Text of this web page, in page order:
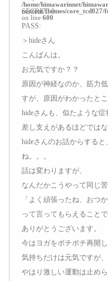
/home/himawarinnet/
content/themes/core_tcd027/
on line 600
SECRET: 0
PASS:
＞hideさん
こんばんは。
お元気ですか？？
原因が神経なのか、筋力
すが、原因がわかったと
hideさんも、似たような
差し支えがあるほどでは
hideさんのお話からする
ね。。。
話は変わりますが、
なんだかこうやって同じ
「よく頑張ったね、おつか
って言ってもらえること
ありがとうございます。
今はヨガをボチボチ再開
気持ちだけは元気ですが、
やはり激しい運動は止めら